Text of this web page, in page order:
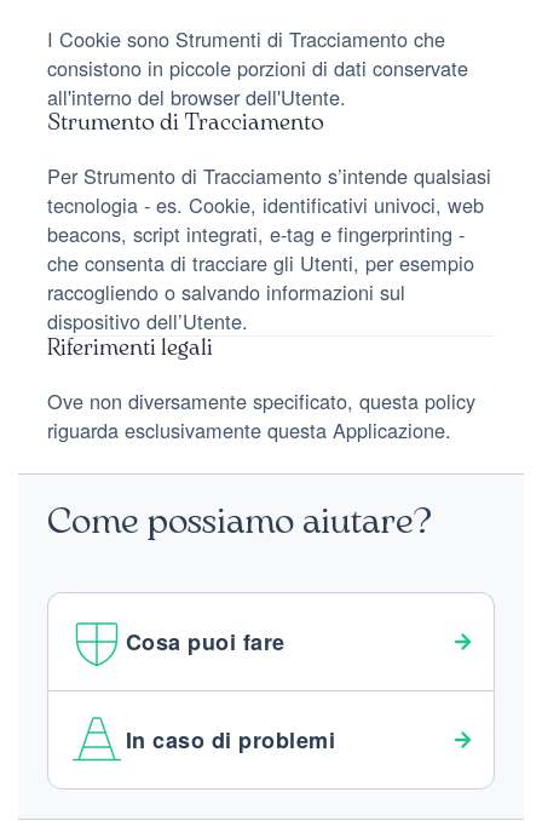
I Cookie sono Strumenti di Tracciamento che
consistono in piccole porzioni di dati conservate
all'interno del browser dell'Utente.
Strumento di Tracciamento
Per Strumento di Tracciamento s’intende qualsiasi
tecnologia - es. Cookie, identificativi univoci, web
beacons, script integrati, e-tag e fingerprinting -
che consenta di tracciare gli Utenti, per esempio
raccogliendo o salvando informazioni sul
dispositivo dell’Utente.
Riferimenti legali
Ove non diversamente specificato, questa policy
riguarda esclusivamente questa Applicazione.
Come possiamo aiutare?
Cosa puoi fare
In caso di problemi